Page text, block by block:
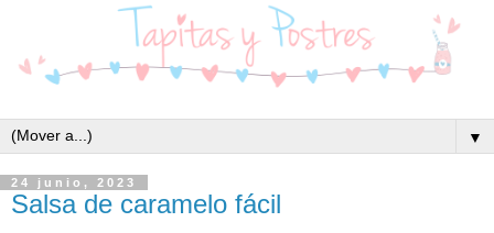
▼
24 junio, 2023
Salsa de caramelo fácil